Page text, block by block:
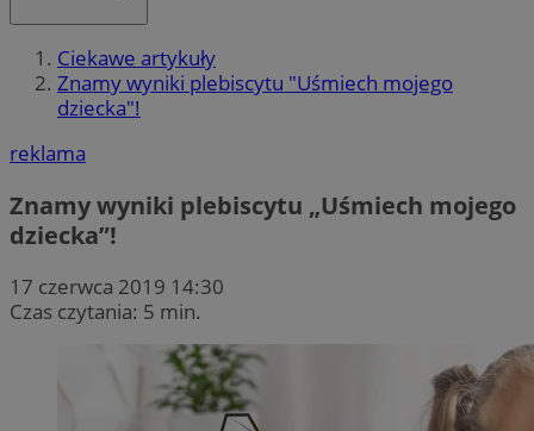
Ciekawe artykuły
Znamy wyniki plebiscytu "Uśmiech mojego
dziecka"!
reklama
Znamy wyniki plebiscytu „Uśmiech mojego
dziecka”!
17 czerwca 2019 14:30
Czas czytania: 5 min.